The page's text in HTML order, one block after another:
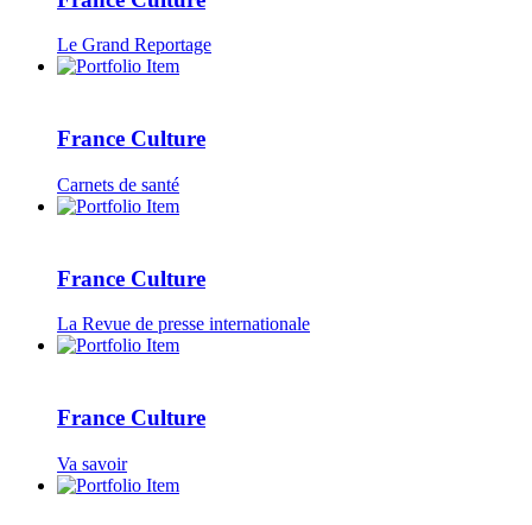
Le Grand Reportage
France Culture
Carnets de santé
France Culture
La Revue de presse internationale
France Culture
Va savoir